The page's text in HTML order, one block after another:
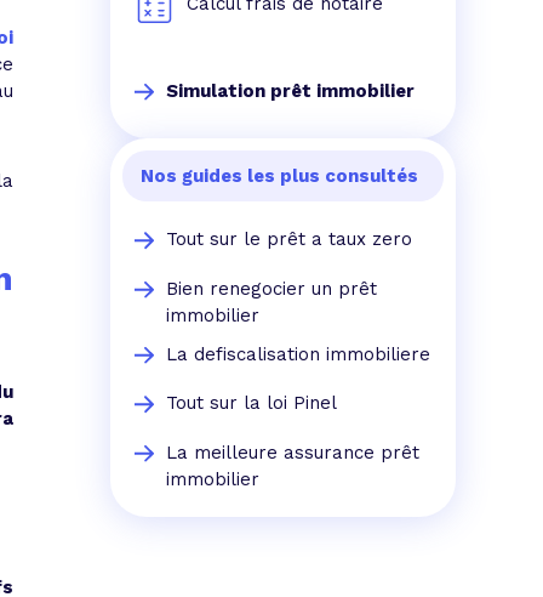
Simulation prêt immobilier
Nos guides les plus consultés
Tout sur le prêt a taux zero
Bien renegocier un prêt
immobilier
La defiscalisation immobiliere
Tout sur la loi Pinel
La meilleure assurance prêt
immobilier